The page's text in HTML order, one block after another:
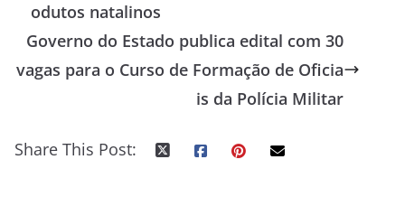
odutos natalinos
Governo do Estado publica edital com 30
vagas para o Curso de Formação de Oficia
is da Polícia Militar
Share This Post: